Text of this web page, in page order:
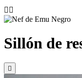
 
Sillón de
